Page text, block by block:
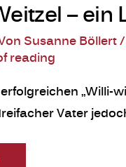
– ein
Susanne Böllert
reading
„Willi-
Vater